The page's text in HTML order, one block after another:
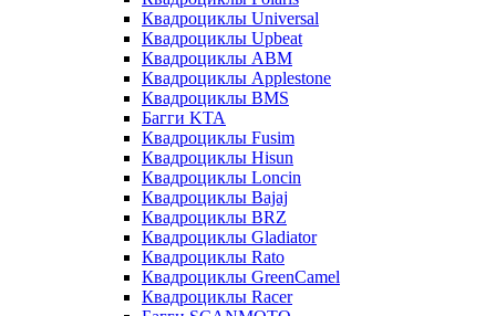
Квадроциклы Universal
Квадроциклы Upbeat
Квадроциклы ABM
Квадроциклы Applestone
Квадроциклы BMS
Багги KTA
Квадроциклы Fusim
Квадроциклы Hisun
Квадроциклы Loncin
Квадроциклы Bajaj
Квадроциклы BRZ
Квадроциклы Gladiator
Квадроциклы Rato
Квадроциклы GreenCamel
Квадроциклы Racer